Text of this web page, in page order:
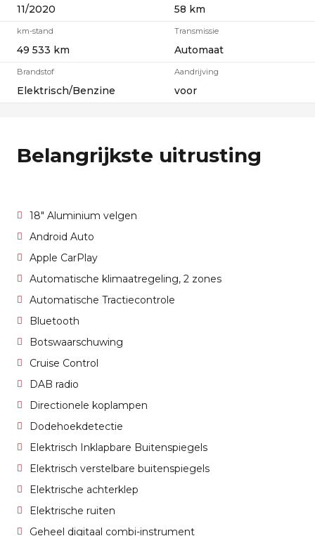
11/2020
km-stand
49 533 km
Brandstof
Elektrisch/Benzine
58 km
Transmissie
Automaat
Aandrijving
voor
Belangrijkste uitrusting
18" Aluminium velgen
Android Auto
Apple CarPlay
Automatische klimaatregeling, 2 zones
Automatische Tractiecontrole
Bluetooth
Botswaarschuwing
Cruise Control
DAB radio
Directionele koplampen
Dodehoekdetectie
Elektrisch Inklapbare Buitenspiegels
Elektrisch verstelbare buitenspiegels
Elektrische achterklep
Elektrische ruiten
Geheel digitaal combi-instrument